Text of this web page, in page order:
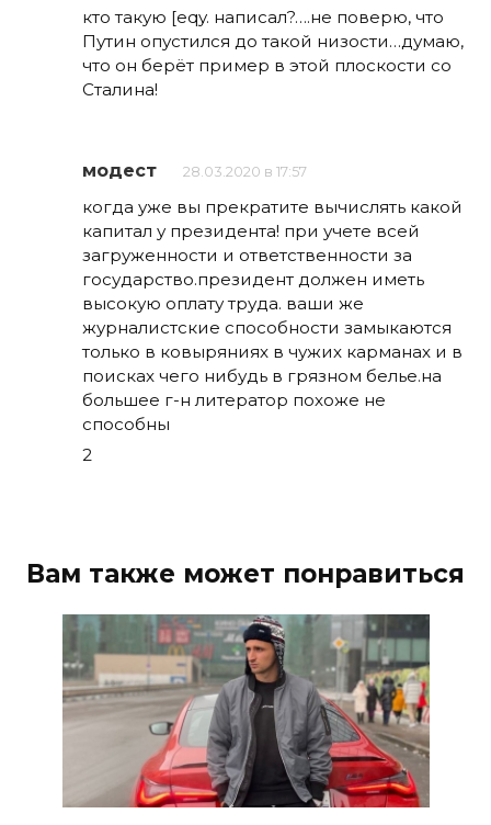
кто такую [eqy. написал?….не поверю, что
Путин опустился до такой низости…думаю,
что он берёт пример в этой плоскости со
Сталина!
модест 28.03.2020 в 17:57
когда уже вы прекратите вычислять какой
капитал у президента! при учете всей
загруженности и ответственности за
государство.президент должен иметь
высокую оплату труда. ваши же
журналистские способности замыкаются
только в ковыряниях в чужих карманах и в
поисках чего нибудь в грязном белье.на
большее г-н литератор похоже не
способны
2
Вам также может понравиться